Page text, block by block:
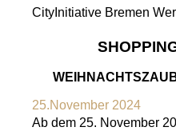
25.November 2024
Ab dem 25. November